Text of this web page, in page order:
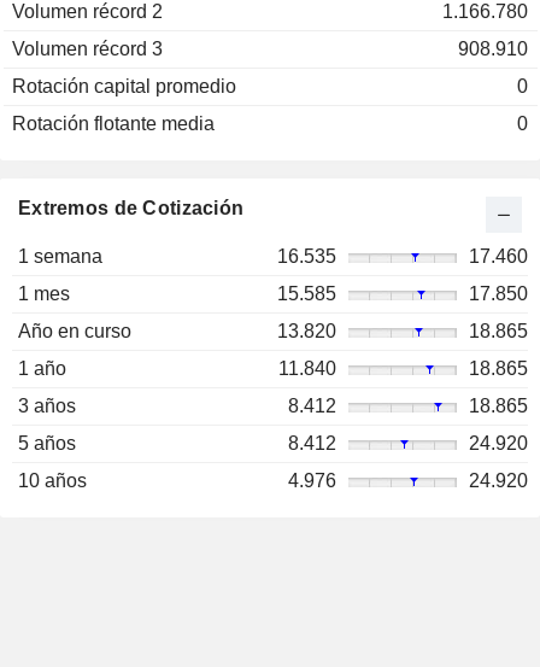
Volumen récord 2
1.166.780
Volumen récord 3
908.910
Rotación capital promedio
0
Rotación flotante media
0
Extremos de Cotización
1 semana 16.535
17.460
1 mes
15.585
17.850
Año en curso
13.820
18.865
1 año
11.840
18.865
3 años
8.412
18.865
5 años
8.412
24.920
10 años
4.976 24.920